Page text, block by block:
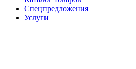
Спецпредложения
Услуги